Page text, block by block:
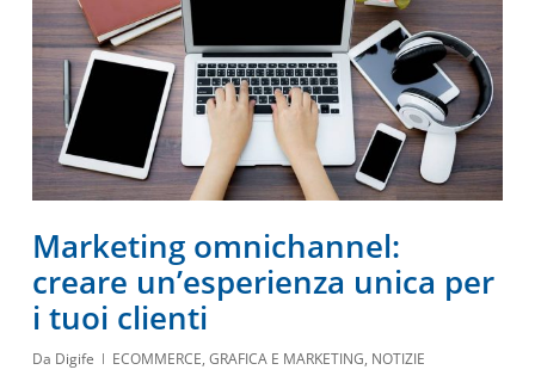
Marketing omnichannel:
creare un’esperienza unica per
i tuoi clienti
Da Digife ECOMMERCE, GRAFICA E MARKETING, NOTIZIE